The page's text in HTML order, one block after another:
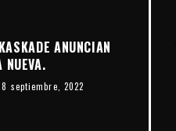
ANUNCIAN
NUEVA.
8 septiembre, 2022